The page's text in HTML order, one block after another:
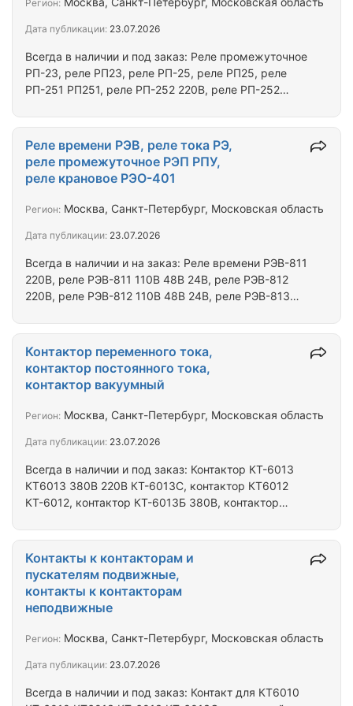
М-4265М ЭА 0700…
Всегда в наличии и под заказ: Реле промежуточное
РП-23, реле РП23, реле РП-25, реле РП25, реле
РП-251 РП251, реле РП-252 220В, реле РП-252
220В, реле РП-256 100В 127В, реле РП256, реле
РП-321, реле РП-341 РП341, реле РП-361 РП361,
реле РП-362 РП362, реле РП-8 220В РП8, реле
РП-9 220В РП9, реле РП-11 220В РП11, реле РП-12
220В РП12, реле РП16-1 РП16-2 РП16-3 РП16-4
Регион:
Дата публикации: 23.07.2026
Всегда в наличии и на заказ: Реле времени РЭВ-811
220В, реле РЭВ-811 110В 48В 24В, реле РЭВ-812
220В, реле РЭВ-812 110В 48В 24В, реле РЭВ-813
РЭВ-817 220В, реле РЭВ-818 220В, реле РЭВ-821
220В, реле РЭВ-822 220В, реле РЭВ-825 220В, реле
РЭВ-826 220В, реле РЭВ-827 220В, реле РЭВ-828
220В, реле РЭВ-830, реле РЭВ-881 220В110В, реле
РЭВ-882 220В110В, реле РЭВ-883 220В110В, реле
Реле времени РЭВ, реле тока РЭ,
реле промежуточное РЭП РПУ,
реле крановое РЭО-401
Регион: Москва, Санкт-Петербург, Московская область
Дата публикации: 23.07.2026
Всегда в наличии и под заказ: Контактор КТ-6013
КТ6013 380В 220В КТ-6013С, контактор КТ6012
КТ-6012, контактор КТ-6013Б 380В, контактор
контактор КТ-6033С, контактор КТ-6043С,
контактор КТ-6053С, контактор КТ-6063С,
контактор КТ6033 КТ-6033 380В 220В, контактор
КТ-6033Б 380В, контактор КТ-6032, контактор
КТ6043 КТ-6043 380В 220В, контактор КТ-6042,
контактор КТ-6043Б 380В, контактор КТ6053
Контактор переменного тока,
контактор постоянного тока,
контактор вакуумный
Регион: Москва, Санкт-Петербург, Московская область
Дата публикации: 23.07.2026
Всегда в наличии и под заказ: Контакт для КТ6010
Контакты к контакторам и
пускателям подвижные,
контакты к контакторам
неподвижные
Регион: Москва, Санкт-Петербург, Московская область
Дата публикации: 23.07.2026